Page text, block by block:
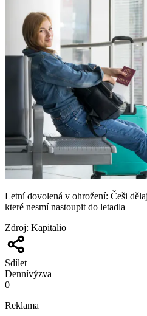
Letní dovolená v ohrožení: Češi
které nesmí nastoupit do letadla
Zdroj: Kapitalio
Sdílet
Dennívýzva
0
Reklama